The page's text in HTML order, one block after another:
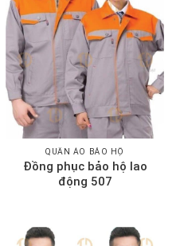
QUẦN ÁO BẢO HỘ
Đồng phục bảo hộ lao
động 507